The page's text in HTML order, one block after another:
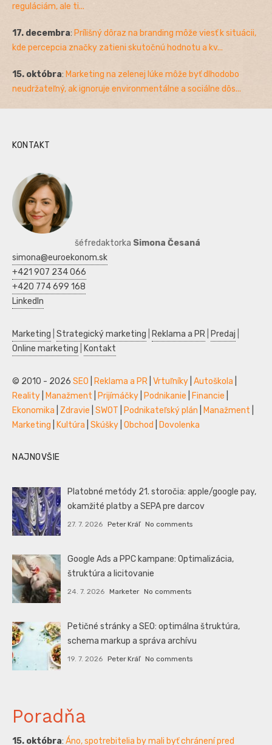
reguláciám, ale ti...
17. decembra: Prílišný dôraz na branding môže viesť k situácii,
kde percepcia značky zatieni skutočnú hodnotu a kv...
15. októbra: Marketing na zelenej lúke môže byť dlhodobo
neudržateľný, ak ignoruje environmentálne a sociálne dôs...
KONTAKT
šéfredaktorka Simona Česaná
simona@euroekonom.sk
+421 907 234 066
+420 774 699 168
LinkedIn
Marketing Strategický marketing Reklama a PR Predaj
Online marketing
Kontakt
© 2010 - 2026 SEO Reklama a PR Vrtuľníky Autoškola
Reality
Manažment Prijímáčky Podnikanie Financie
Ekonomika
Zdravie SWOT Podnikateľský plán Manažment
Marketing
Kultúra Skúšky Obchod Dovolenka
NAJNOVŠIE
Platobné metódy 21. storočia: apple/google pay,
okamžité platby a SEPA pre darcov
27. 7. 2026 Peter Kráľ No comments
Google Ads a PPC kampane: Optimalizácia,
štruktúra a licitovanie
24. 7. 2026 Marketer No comments
Petičné stránky a SEO: optimálna štruktúra,
schema markup a správa archívu
19. 7. 2026 Peter Kráľ No comments
Poradňa
15. októbra: Áno, spotrebitelia by mali byť chránení pred